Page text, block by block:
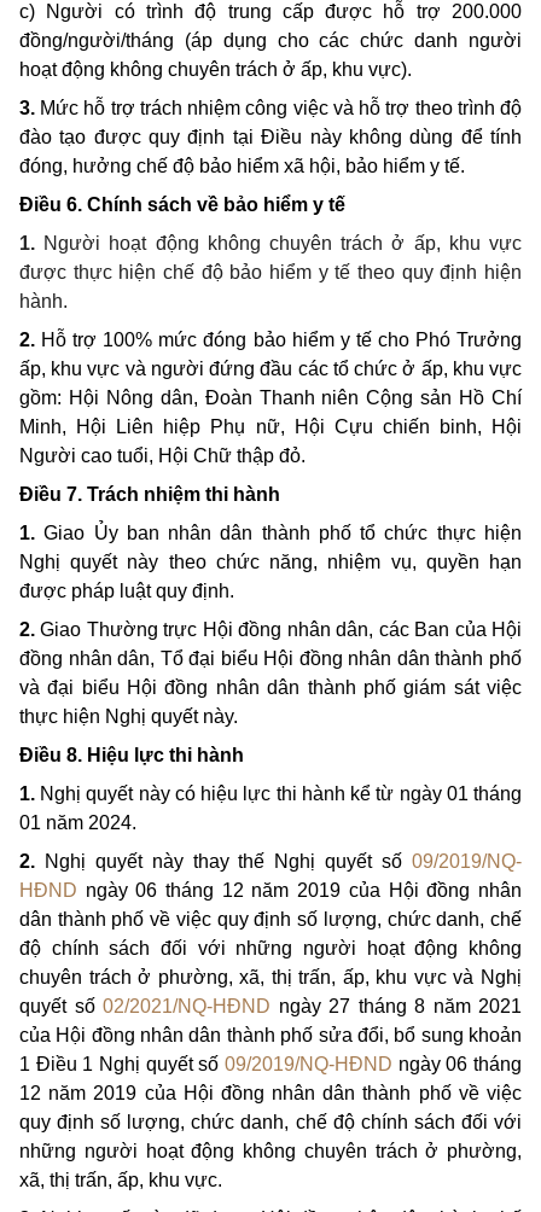
c) Người có trình độ trung cấp được hỗ trợ 200.000
đồng/người/tháng (áp dụng cho các chức danh người
hoạt động không chuyên trách ở ấp, khu vực).
3. Mức hỗ trợ trách nhiệm công việc và hỗ trợ theo trình độ
đào tạo được quy định tại Điều này không dùng để tính
đóng, hưởng chế độ bảo hiểm xã hội, bảo hiểm y tế.
Điều 6. Chính sách về bảo hiểm y tế
1. Người hoạt động không chuyên trách ở ấp, khu vực
được thực hiện chế độ bảo hiểm y tế theo quy định hiện
hành.
2. Hỗ trợ 100% mức đóng bảo hiểm y tế cho Phó Trưởng
ấp, khu vực và người đứng đầu các tổ chức ở ấp, khu vực
gồm: Hội Nông dân, Đoàn Thanh niên Cộng sản Hồ Chí
Minh, Hội Liên hiệp Phụ nữ, Hội Cựu chiến binh, Hội
Người cao tuổi, Hội Chữ thập đỏ.
Điều 7. Trách nhiệm thi hành
1. Giao Ủy ban nhân dân thành phố tổ chức thực hiện
Nghị quyết này theo chức năng, nhiệm vụ, quyền hạn
được pháp luật quy định.
2. Giao Thường trực Hội đồng nhân dân, các Ban của Hội
đồng nhân dân, Tổ đại biểu Hội đồng nhân dân thành phố
và đại biểu Hội đồng nhân dân thành phố giám sát việc
thực hiện Nghị quyết này.
Điều 8. Hiệu lực thi hành
1. Nghị quyết này có hiệu lực thi hành kể từ ngày 01 tháng
01 năm 2024.
2. Nghị quyết này thay thế Nghị quyết số 09/2019/NQ-
HĐND ngày 06 tháng 12 năm 2019 của Hội đồng nhân
dân thành phố về việc quy định số lượng, chức danh, chế
độ chính sách đối với những người hoạt động không
chuyên trách ở phường, xã, thị trấn, ấp, khu vực và Nghị
quyết số 02/2021/NQ-HĐND ngày 27 tháng 8 năm 2021
của Hội đồng nhân dân thành phố sửa đổi, bổ sung khoản
1 Điều 1 Nghị quyết số 09/2019/NQ-HĐND ngày 06 tháng
12 năm 2019 của Hội đồng nhân dân thành phố về việc
quy định số lượng, chức danh, chế độ chính sách đối với
những người hoạt động không chuyên trách ở phường,
xã, thị trấn, ấp, khu vực.